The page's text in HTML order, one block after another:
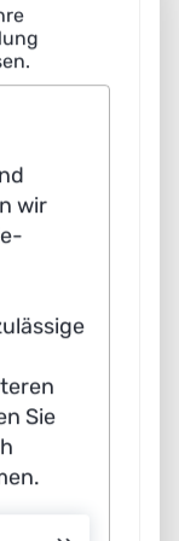
zu
um
wir
Sie